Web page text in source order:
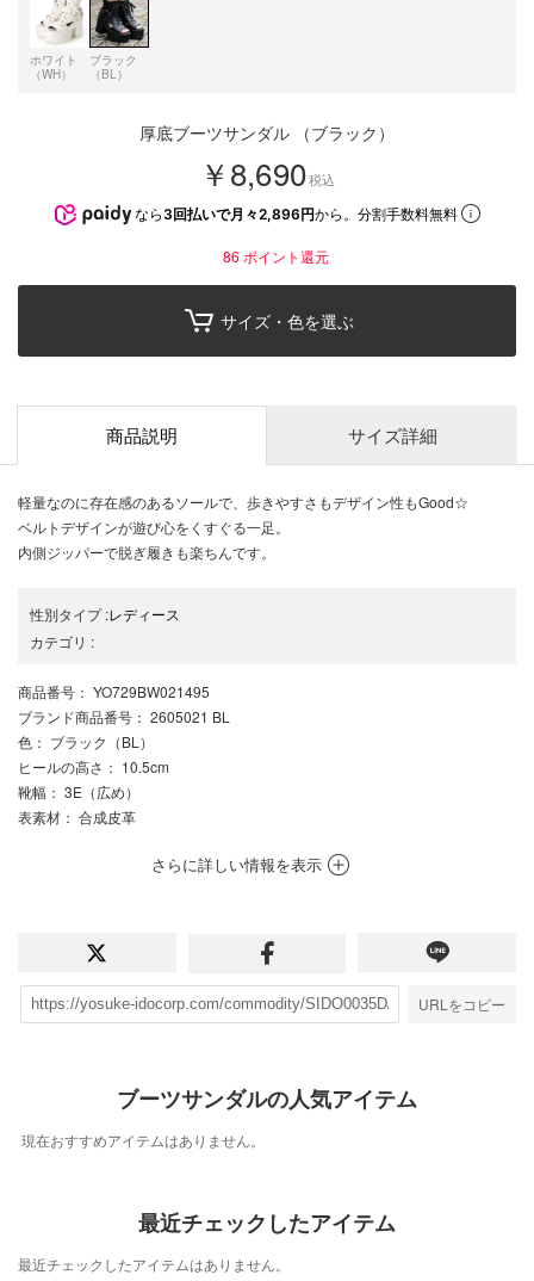
ホワイト
（WH）
ブラック
（BL）
厚底ブーツサンダル （ブラック）
￥8,690税込
なら 3回払いで月々2,896円から。分割手数料無料
86 ポイント還元
サイズ・色を選ぶ
商品説明 サイズ詳細
軽量なのに存在感のあるソールで、歩きやすさもデザイン性もGood☆
ベルトデザインが遊び心をくすぐる一足。
内側ジッパーで脱ぎ履きも楽ちんです。
性別タイプ:レディース
カテゴリ :
商品番号 ： YO729BW021495
ブランド商品番号 ： 2605021 BL
色 ： ブラック（BL）
ヒールの高さ ： 10.5cm
靴幅 ： 3E（広め）
表素材 ： 合成皮革
さらに詳しい情報を表示
URLをコピー
ブーツサンダルの人気アイテム
現在おすすめアイテムはありません。
最近チェックしたアイテム
最近チェックしたアイテムはありません。